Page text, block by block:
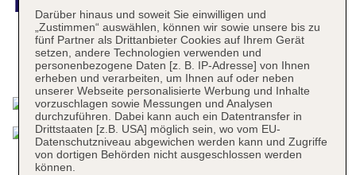
Das bietet Ihre Unterkunft
Darüber hinaus und soweit Sie einwilligen und
„Zustimmen“ auswählen, können wir sowie unsere bis zu
fünf Partner als Drittanbieter Cookies auf Ihrem Gerät
setzen, andere Technologien verwenden und
personenbezogene Daten [z. B. IP-Adresse] von Ihnen
erheben und verarbeiten, um Ihnen auf oder neben
unserer Webseite personalisierte Werbung und Inhalte
vorzuschlagen sowie Messungen und Analysen
durchzuführen. Dabei kann auch ein Datentransfer in
Drittstaaten [z.B. USA] möglich sein, wo vom EU-
Datenschutzniveau abgewichen werden kann und Zugriffe
von dortigen Behörden nicht ausgeschlossen werden
können.